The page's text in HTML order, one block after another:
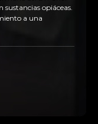
opiáceas.
a una